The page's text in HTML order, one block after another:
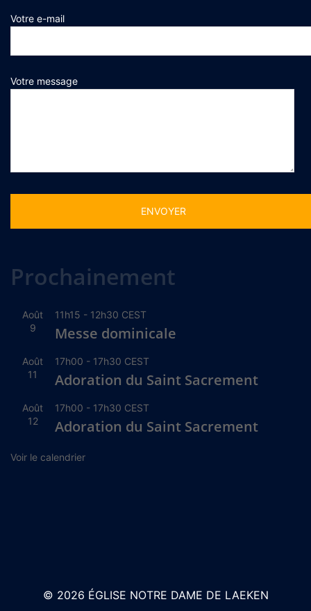
Votre e-mail
Votre message
Prochainement
Août
9
11h15 - 12h30 CEST
Messe dominicale
Août
11
17h00 - 17h30 CEST
Adoration du Saint Sacrement
Août
12
17h00 - 17h30 CEST
Adoration du Saint Sacrement
Voir le calendrier
© 2026 ÉGLISE NOTRE DAME DE LAEKEN